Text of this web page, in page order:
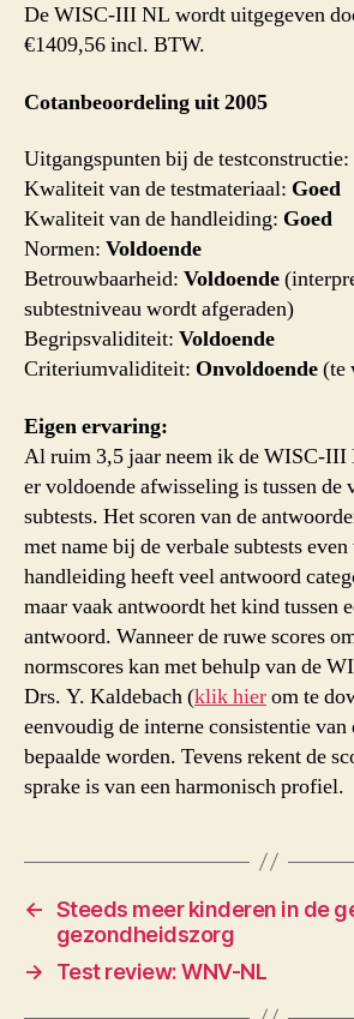
De WISC-III NL wordt uitgegeven
€1409,56 incl. BTW.
Cotanbeoordeling uit 2005
Uitgangspunten bij de testconstructie:
Kwaliteit van de testmateriaal: Goed
Kwaliteit van de handleiding: Goed
Normen: Voldoende
Betrouwbaarheid: Voldoende
subtestniveau wordt afgeraden)
Begripsvaliditeit: Voldoende
Criteriumvaliditeit: Onvoldoende(te
Eigen ervaring:
Al ruim 3,5 jaar neem ik de WISC-
er voldoende afwisseling is tussen de
subtests. Het scoren van de
met name bij de verbale subtests
handleiding heeft veel antwoord
maar vaak antwoordt het kind tussen
antwoord. Wanneer de ruwe scores
normscores kan met behulp van de
Drs. Y. Kaldebach (klik hierom te
eenvoudig de interne consistentie van
bepaalde worden. Tevens rekent de
sprake is van een harmonisch profiel.
← Steeds meer kinderen in de
gezondheidszorg
→
Test review: WNV-NL